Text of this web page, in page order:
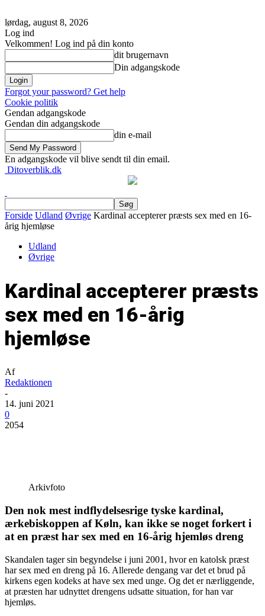
lørdag, august 8, 2026
Log ind
Velkommen! Log ind på din konto
dit brugernavn
Din adgangskode
Forgot your password? Get help
Cookie politik
Gendan adgangskode
Gendan din adgangskode
din e-mail
En adgangskode vil blive sendt til din email.
Ditoverblik.dk
Forside Udland Øvrige Kardinal accepterer præsts sex med en 16-
årig hjemløse
Udland
Øvrige
Kardinal accepterer præsts
sex med en 16-årig
hjemløse
Af
Redaktionen
-
14. juni 2021
0
2054
Arkivfoto
Den nok mest indflydelsesrige tyske kardinal,
ærkebiskoppen af Køln, kan ikke se noget forkert i
at en præst har sex med en 16-årig hjemløs dreng
Skandalen tager sin begyndelse i juni 2001, hvor en katolsk præst
har sex med en dreng på 16. Allerede dengang var det et brud på
kirkens egen kodeks at have sex med unge. Og det er nærliggende,
at præsten har udnyttet drengens udsatte situation, for han var
hjemløs.